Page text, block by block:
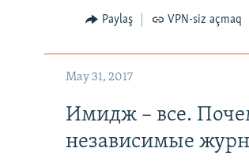
Paylaş VPN-siz açmaq
May 31, 2017
Имидж – все.
независимые